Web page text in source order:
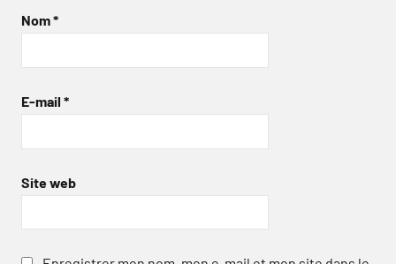
Nom*
E-mail *
Site web